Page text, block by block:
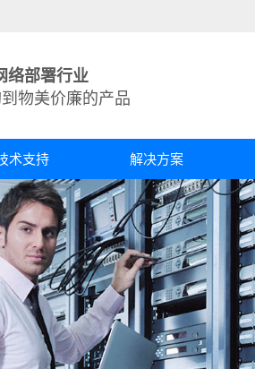
络部署行业
物美价廉的产品
术支持 解决方案